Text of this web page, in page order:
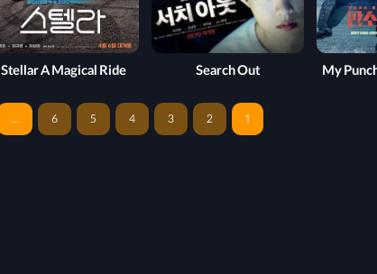
My
Search Out
Stellar A Magical Ride
1
2
3
4
5
6
…